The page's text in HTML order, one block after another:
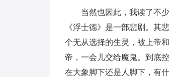
当然也因此，我读了不
《浮士德》是一部悲剧。其
个无从选择的生灵，被上帝
帝，一会儿交给魔鬼。到底
在大象脚下还是人脚下，有